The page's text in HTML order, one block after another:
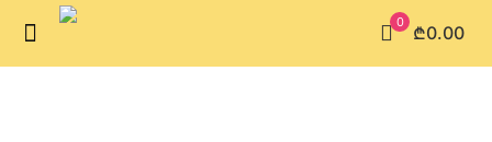
0 ₾0.00